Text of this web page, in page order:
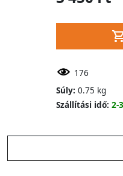
176
Súly: 0.75 kg
Szállítási idő: 2-